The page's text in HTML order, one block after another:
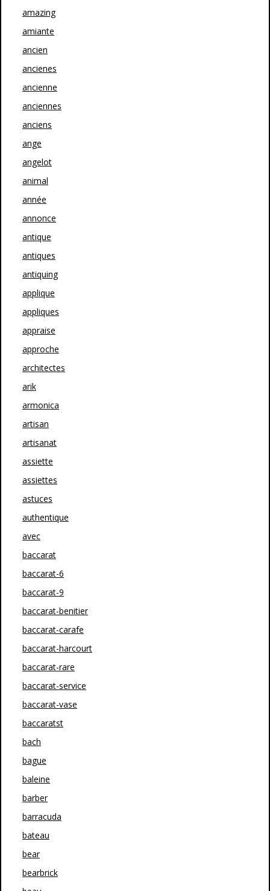
amazing
amiante
ancien
ancienes
ancienne
anciennes
anciens
ange
angelot
animal
année
annonce
antique
antiques
antiquing
applique
appliques
appraise
approche
architectes
arik
armonica
artisan
artisanat
assiette
assiettes
astuces
authentique
avec
baccarat
baccarat-6
baccarat-9
baccarat-benitier
baccarat-carafe
baccarat-harcourt
baccarat-rare
baccarat-service
baccarat-vase
baccaratst
bach
bague
baleine
barber
barracuda
bateau
bear
bearbrick